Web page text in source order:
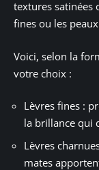
textures satinées
fines ou les
Voici, selon la
votre choix :
Lèvres fines :
la brillance qui
Lèvres
mates